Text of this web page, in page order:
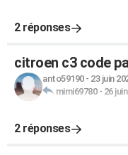
2 réponses
citroen c3 code
anto59190- 23 juin
mimi69780- 26
2 réponses